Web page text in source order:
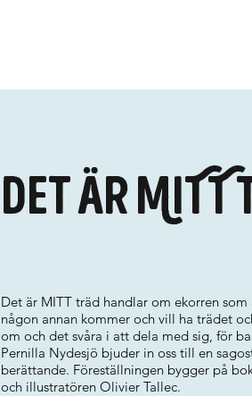
Det är
Det är MITT träd handlar om ekorren
någon annan kommer och vill ha trädet
om och det svåra i att dela med sig, för
Pernilla Nydesjö bjuder in oss till en
berättande. Föreställningen bygger på
och illustratören Olivier Tallec.